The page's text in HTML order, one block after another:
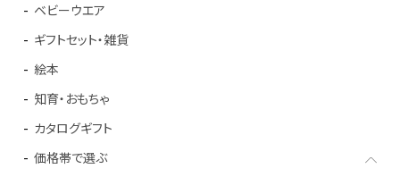
ベビーウエア
ギフトセット・雑貨
絵本
知育・おもちゃ
カタログギフト
価格帯で選ぶ